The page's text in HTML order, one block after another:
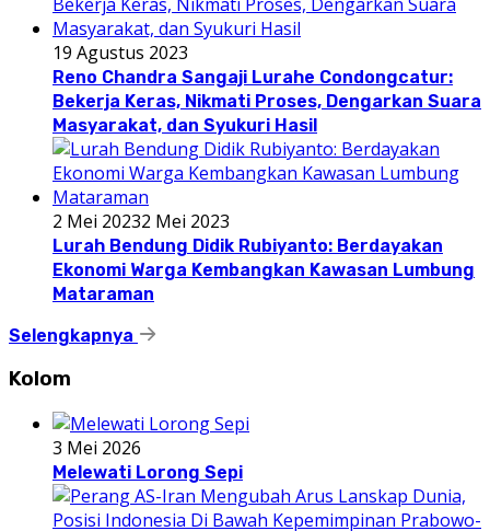
19 Agustus 2023
Reno Chandra Sangaji Lurahe Condongcatur:
Bekerja Keras, Nikmati Proses, Dengarkan Suara
Masyarakat, dan Syukuri Hasil
2 Mei 20232 Mei 2023
Lurah Bendung Didik Rubiyanto: Berdayakan
Ekonomi Warga Kembangkan Kawasan Lumbung
Mataraman
Selengkapnya
Kolom
3 Mei 2026
Melewati Lorong Sepi